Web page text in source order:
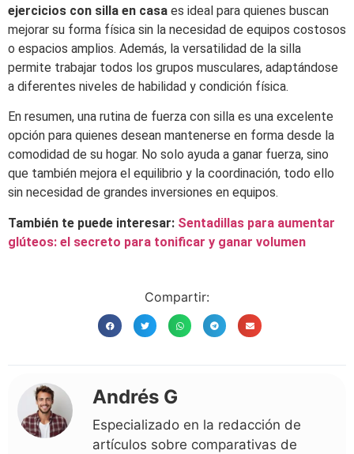
ejercicios con silla en casa es ideal para quienes buscan
mejorar su forma física sin la necesidad de equipos costosos
o espacios amplios. Además, la versatilidad de la silla
permite trabajar todos los grupos musculares, adaptándose
a diferentes niveles de habilidad y condición física.
En resumen, una rutina de fuerza con silla es una excelente
opción para quienes desean mantenerse en forma desde la
comodidad de su hogar. No solo ayuda a ganar fuerza, sino
que también mejora el equilibrio y la coordinación, todo ello
sin necesidad de grandes inversiones en equipos.
También te puede interesar: Sentadillas para aumentar
glúteos: el secreto para tonificar y ganar volumen
Compartir:
Andrés G
Especializado en la redacción de
artículos sobre comparativas de